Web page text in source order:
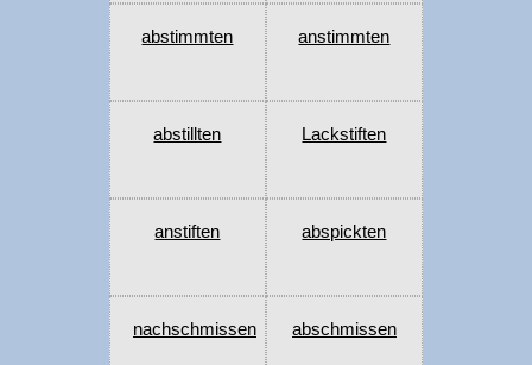
abstimmten anstimmten
abstillten Lackstiften
anstiften abspickten
nachschmissen abschmissen